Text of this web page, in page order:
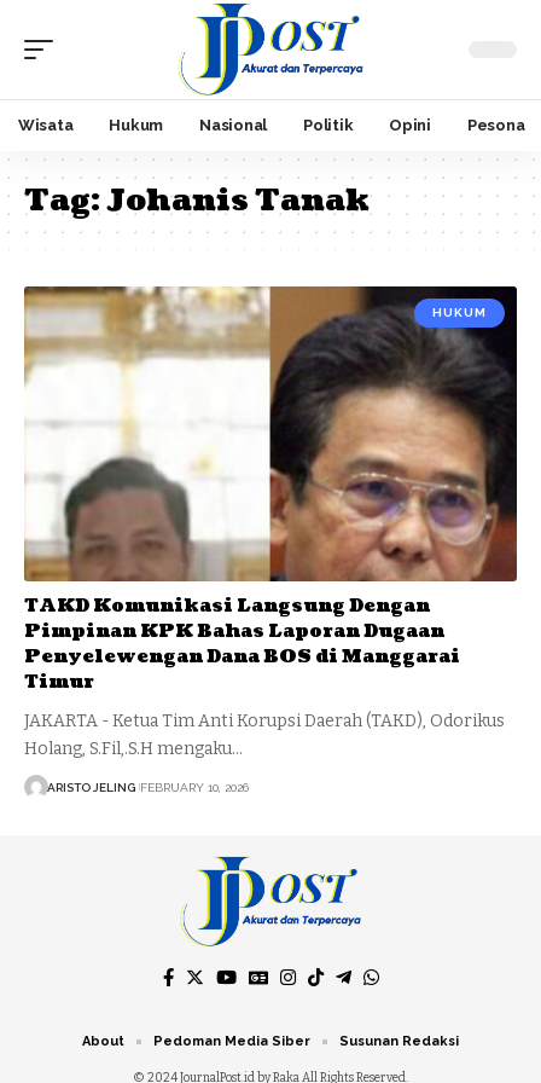
Wisata Hukum Nasional Politik Opini Pesona
Tag:Johanis Tanak
HUKUM
TAKD Komunikasi Langsung Dengan
Pimpinan KPK Bahas Laporan Dugaan
Penyelewengan Dana BOS di Manggarai
Timur
JAKARTA - Ketua Tim Anti Korupsi Daerah (TAKD), Odorikus
Holang, S.Fil,.S.H mengaku…
ARISTO JELING FEBRUARY 10, 2026
© 2024 JournalPost.id by Raka All Rights Reserved.
About Pedoman Media Siber Susunan Redaksi